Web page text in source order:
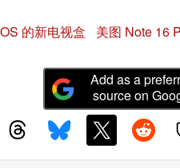
的新电视盒
美图 Note 16
Add as a
source on